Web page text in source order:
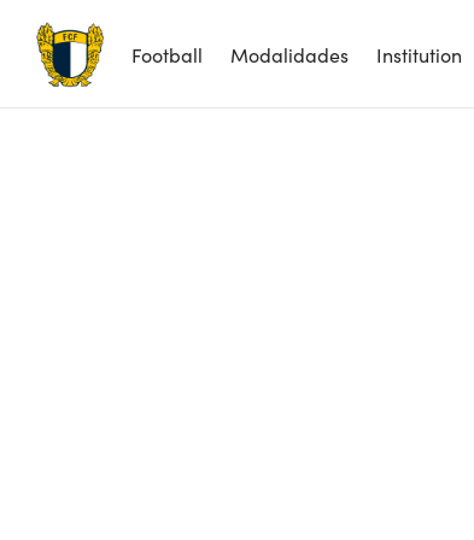
Football Modalidades Institution